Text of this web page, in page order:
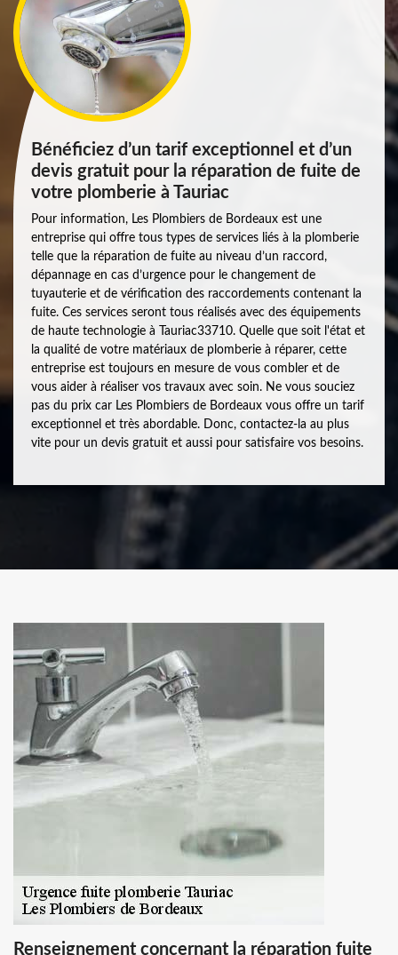
Bénéficiez d’un tarif exceptionnel et d’un
devis gratuit pour la réparation de fuite de
votre plomberie à Tauriac
Pour information, Les Plombiers de Bordeaux est une
entreprise qui offre tous types de services liés à la plomberie
telle que la réparation de fuite au niveau d’un raccord,
dépannage en cas d’urgence pour le changement de
tuyauterie et de vérification des raccordements contenant la
fuite. Ces services seront tous réalisés avec des équipements
de haute technologie à Tauriac33710. Quelle que soit l'état et
la qualité de votre matériaux de plomberie à réparer, cette
entreprise est toujours en mesure de vous combler et de
vous aider à réaliser vos travaux avec soin. Ne vous souciez
pas du prix car Les Plombiers de Bordeaux vous offre un tarif
exceptionnel et très abordable. Donc, contactez-la au plus
vite pour un devis gratuit et aussi pour satisfaire vos besoins.
Renseignement concernant la réparation fuite